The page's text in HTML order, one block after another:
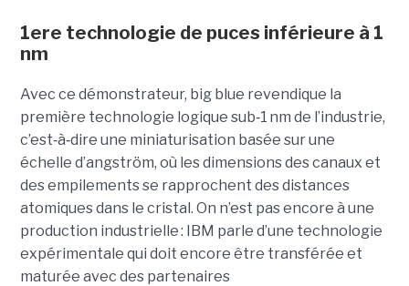
1ere technologie de puces inférieure à 1
nm
Avec ce démonstrateur, big blue revendique la
première technologie logique sub‑1 nm de l’industrie,
c’est‑à‑dire une miniaturisation basée sur une
échelle d’angström, où les dimensions des canaux et
des empilements se rapprochent des distances
atomiques dans le cristal. On n’est pas encore à une
production industrielle : IBM parle d’une technologie
expérimentale qui doit encore être transférée et
maturée avec des partenaires